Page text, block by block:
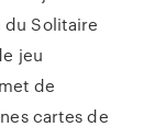
du Solitaire
jeu
de
cartes de